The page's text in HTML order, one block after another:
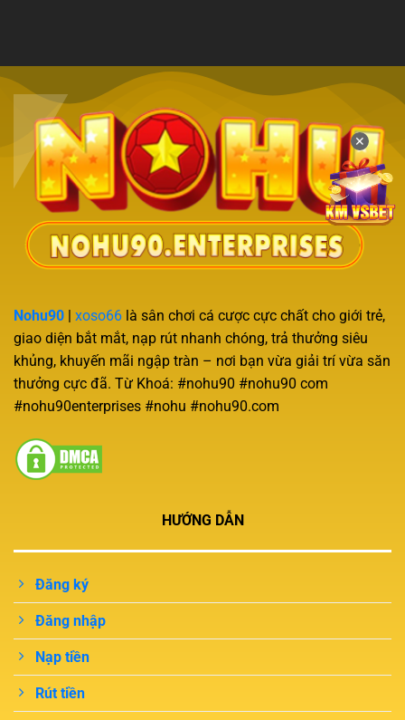
Nohu90 | xoso66 là sân chơi cá cược cực chất cho giới trẻ,
giao diện bắt mắt, nạp rút nhanh chóng, trả thưởng siêu
khủng, khuyến mãi ngập tràn – nơi bạn vừa giải trí vừa săn
thưởng cực đã. Từ Khoá: #nohu90 #nohu90 com
#nohu90enterprises #nohu #nohu90.com
HƯỚNG DẪN
Đăng ký
Đăng nhập
Nạp tiền
Rút tiền
✕